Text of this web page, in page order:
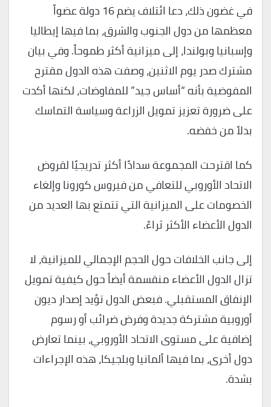
في غضون ذلك، دعا ائتلاف يضم 16 دولة عضواً
معظمها من دول الجنوب والشرق، بما فيها إيطاليا
وإسبانيا وبولندا، إلى ميزانية أكثر طموحاً. وفي بيان
مشترك صدر يوم الاثنين، وصفت هذه الدول مقترح
المفوضية بأنه “أساس جيد” للمفاوضات، لكنها أكدت
على ضرورة تعزيز تمويل الزراعة وسياسة التماسك
بدلاً من خفضه.
كما اقترحت المجموعة سدادًا أكثر تدريجيًا لقروض
الاتحاد الأوروبي للتعافي من فيروس كورونا وإلغاء
الخصومات على الميزانية التي تتمتع بها العديد من
الدول الأعضاء الأكثر ثراءً.
إلى جانب الخلافات حول الحجم الإجمالي للميزانية، لا
تزال الدول الأعضاء منقسمة أيضاً حول كيفية تمويل
الإنفاق المستقبلي. فبعض الدول تؤيد إصدار ديون
أوروبية مشتركة جديدة وفرض ضرائب أو رسوم
إضافية على مستوى الاتحاد الأوروبي، بينما تعارض
دول أخرى، بما فيها ألمانيا وبلجيكا، هذه الإجراءات
بشدة.